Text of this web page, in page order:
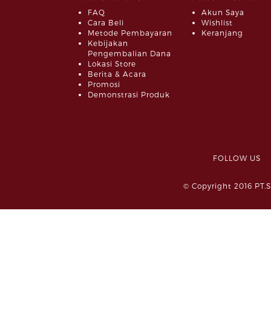
FAQ
Cara Beli
Metode Pembayaran
Kebijakan
Pengembalian Dana
Lokasi Store
Berita & Acara
Promosi
Demonstrasi Produk
Akun Saya
Wishlist
Keranjang
FOLLOW
© Copyright 2016